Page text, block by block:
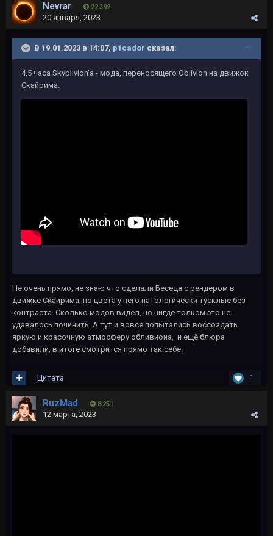
Nevrar 22 392
20 января, 2023
В 19.01.2023 в 14:07, p1cador сказал:
4,5 часа Skyblivion'а - мода, переносящего Oblivion на движок
Скайрима.
Не очень прямо, не знаю что сделали Беседа с рендером в
движке Скайрима, но цвета у него патологически тусклые без
контраста. Сколько модов видел, но нигде толком это не
удавалось починить. А тут и вовсе попытались воссоздать
яркую и красочную атмосферу обливиона, и ещё блюра
добавили, в итоге смотрится прямо так себе.
1
Цитата
RuzMad 8 251
12 марта, 2023